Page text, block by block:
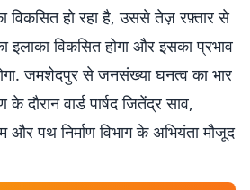
विकसित हो रहा है, उससे तेज़ रफ़्तार से
विकसित होगा और इसका प्रभाव
जमशेदपुर से जनसंख्या घनत्व का भार
के दौरान वार्ड पार्षद जितेंद्र साव,
और पथ निर्माण विभाग के अभियंता मौजूद